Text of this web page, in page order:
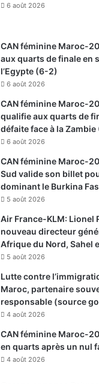
6 août 2026
CAN féminine Maroc-
aux quarts de finale en
l’Egypte (6-2)
6 août 2026
CAN féminine Maroc-
qualifie aux quarts de
défaite face à la Zambie
6 août 2026
CAN féminine Maroc-
Sud valide son billet
dominant le Burkina
5 août 2026
Air France-KLM: Lionel
nouveau directeur
Afrique du Nord, Sahel
5 août 2026
Lutte contre
Maroc, partenaire
responsable (source
4 août 2026
CAN féminine Maroc-
en quarts après un nul
4 août 2026